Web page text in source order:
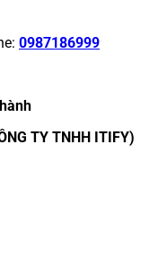
: 0987186999
TY TNHH ITIFY)